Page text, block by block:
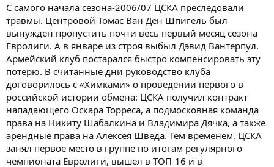
С самого начала сезона-2006/07 ЦСКА преследовали
травмы. Центровой Томас Ван Ден Шпигель был
вынужден пропустить почти весь первый месяц сезона
Евролиги. А в январе из строя выбыл Дэвид Вантерпул.
Армейский клуб постарался быстро компенсировать эту
потерю. В считанные дни руководство клуба
договорилось с «Химками» о проведении первого в
российской истории обмена: ЦСКА получил контракт
нападающего Оскара Торреса, а подмосковная команда
права на Никиту Шабалкина и Владимира Дячка, а также
арендные права на Алексея Шведа. Тем временем, ЦСКА
занял первое место в группе по итогам регулярного
чемпионата Евролиги, вышел в ТОП-16 и в